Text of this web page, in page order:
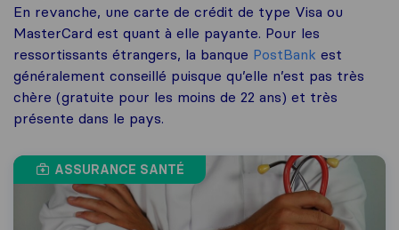
En revanche, une carte de crédit de type Visa ou
MasterCard est quant à elle payante. Pour les
ressortissants étrangers, la banque PostBank est
généralement conseillé puisque qu’elle n’est pas très
chère (gratuite pour les moins de 22 ans) et très
présente dans le pays.
ASSURANCE SANTÉ